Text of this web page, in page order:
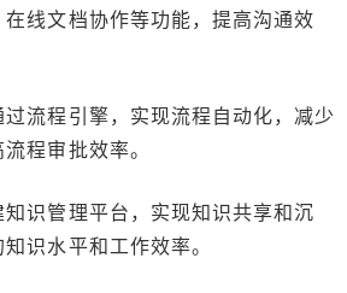
线文档协作等功能，提高沟通效
流程引擎，实现流程自动化，减少
程审批效率。
识管理平台，实现知识共享和沉
识水平和工作效率。